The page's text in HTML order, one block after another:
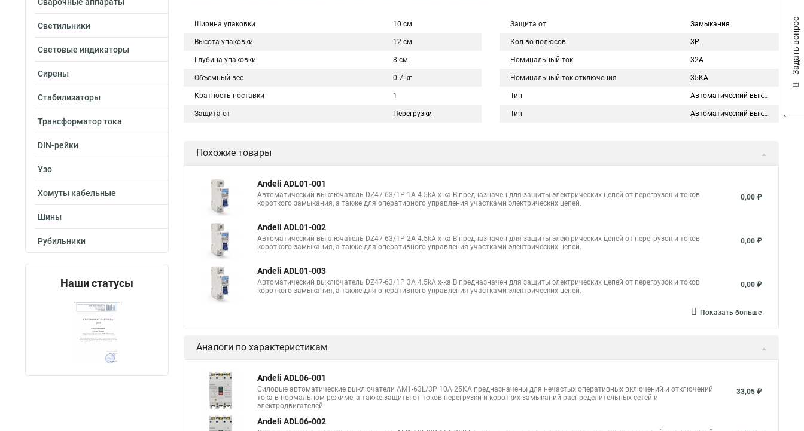
Светильники
Световые индикаторы
Сирены
Стабилизаторы
Трансформатор тока
DIN-рейки
Узо
Хомуты кабельные
Шины
Рубильники
Наши статусы
Ширина упаковки 10 см
Высота упаковки 12 см
Глубина упаковки 8 см
Объемный вес 0.7 кг
Кратность поставки 1
Защита от Перегрузки
Защита от Замыкания
Кол-во полюсов 3P
Номинальный ток 32A
Номинальный ток отключения 35KA
Тип Автоматический выключатель
Тип Автоматический выключатель
Похожие товары
Andeli ADL01-001
Автоматический выключатель DZ47-63/1P 1A 4.5kA х-ка B предназначен для защиты электрических цепей от перегрузок и токов
короткого замыкания, а также для оперативного управления участками электрических цепей.
0,00 ₽
Andeli ADL01-002
Автоматический выключатель DZ47-63/1P 2A 4.5kA х-ка B предназначен для защиты электрических цепей от перегрузок и токов
короткого замыкания, а также для оперативного управления участками электрических цепей.
0,00 ₽
Andeli ADL01-003
Автоматический выключатель DZ47-63/1P 3A 4.5kA х-ка B предназначен для защиты электрических цепей от перегрузок и токов
короткого замыкания, а также для оперативного управления участками электрических цепей.
0,00 ₽
Показать больше
Аналоги по характеристикам
Andeli ADL06-001
Силовые автоматические выключатели AM1-63L/3P 10A 25KA предназначены для нечастых оперативных включений и отключений
тока в нормальном режиме, а также защиты от токов перегрузки и коротких замыканий распределительных сетей и
электродвигателей.
33,05 ₽
Andeli ADL06-002
Задать вопрос